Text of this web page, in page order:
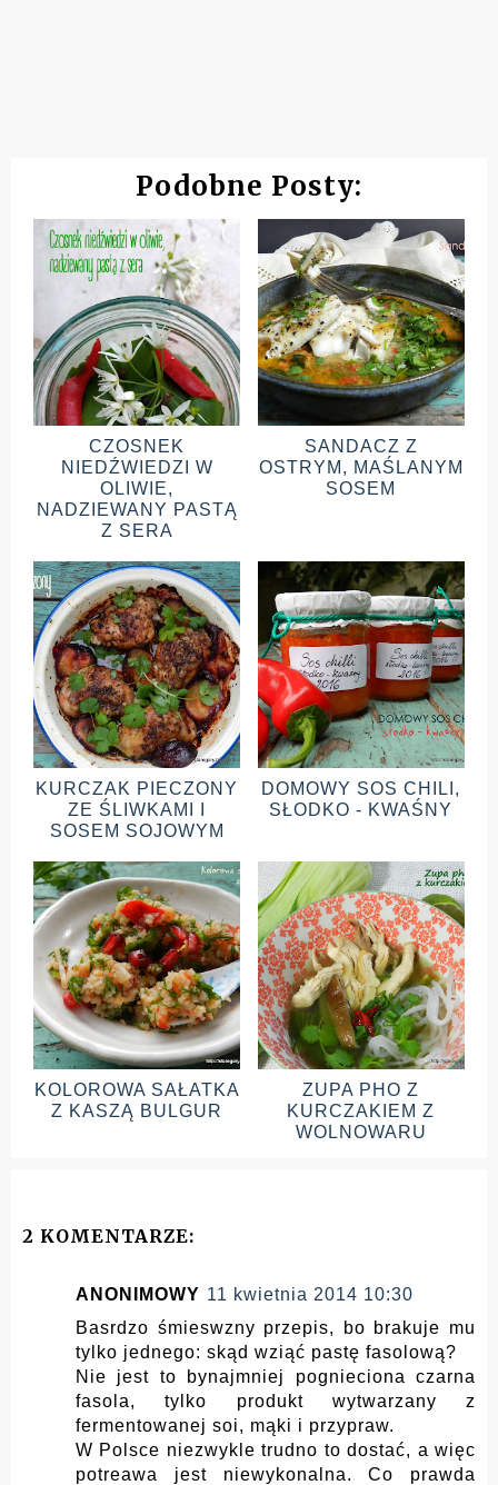
Podobne Posty:
CZOSNEK
NIEDŹWIEDZI W
OLIWIE,
NADZIEWANY PASTĄ
Z SERA
SANDACZ Z
OSTRYM, MAŚLANYM
SOSEM
KURCZAK PIECZONY
ZE ŚLIWKAMI I
SOSEM SOJOWYM
DOMOWY SOS CHILI,
SŁODKO - KWAŚNY
KOLOROWA SAŁATKA
Z KASZĄ BULGUR
ZUPA PHO Z
KURCZAKIEM Z
WOLNOWARU
2 KOMENTARZE:
ANONIMOWY 11 kwietnia 2014 10:30
Basrdzo śmieswzny przepis, bo brakuje mu
tylko jednego: skąd wziąć pastę fasolową?
Nie jest to bynajmniej pognieciona czarna
fasola, tylko produkt wytwarzany z
fermentowanej soi, mąki i przypraw.
W Polsce niezwykle trudno to dostać, a więc
potreawa jest niewykonalna. Co prawda